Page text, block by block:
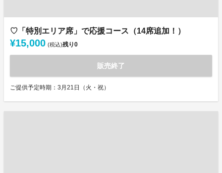
♡「特別エリア席」で応援コース（14席追加！）
¥15,000 (税込)残り0
販売終了
ご提供予定時期：3月21日（火・祝）